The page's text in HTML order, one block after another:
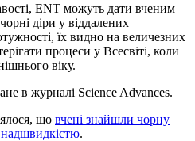
ENT можуть дати вченим
діри у віддалених
їх видно на величезних
процеси у Всесвіті, коли
віку.
в журналі Science Advances.
що вчені знайшли чорну
надшвидкістю.